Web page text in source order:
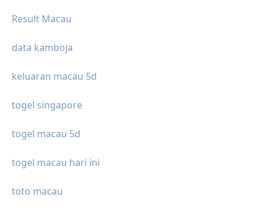
Result Macau
data kamboja
keluaran macau 5d
togel singapore
togel macau 5d
togel macau hari ini
toto macau